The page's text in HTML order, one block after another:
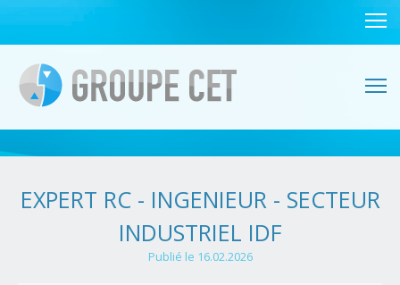
EXPERT RC - INGENIEUR - SECTEUR
INDUSTRIEL IDF
Publié le 16.02.2026